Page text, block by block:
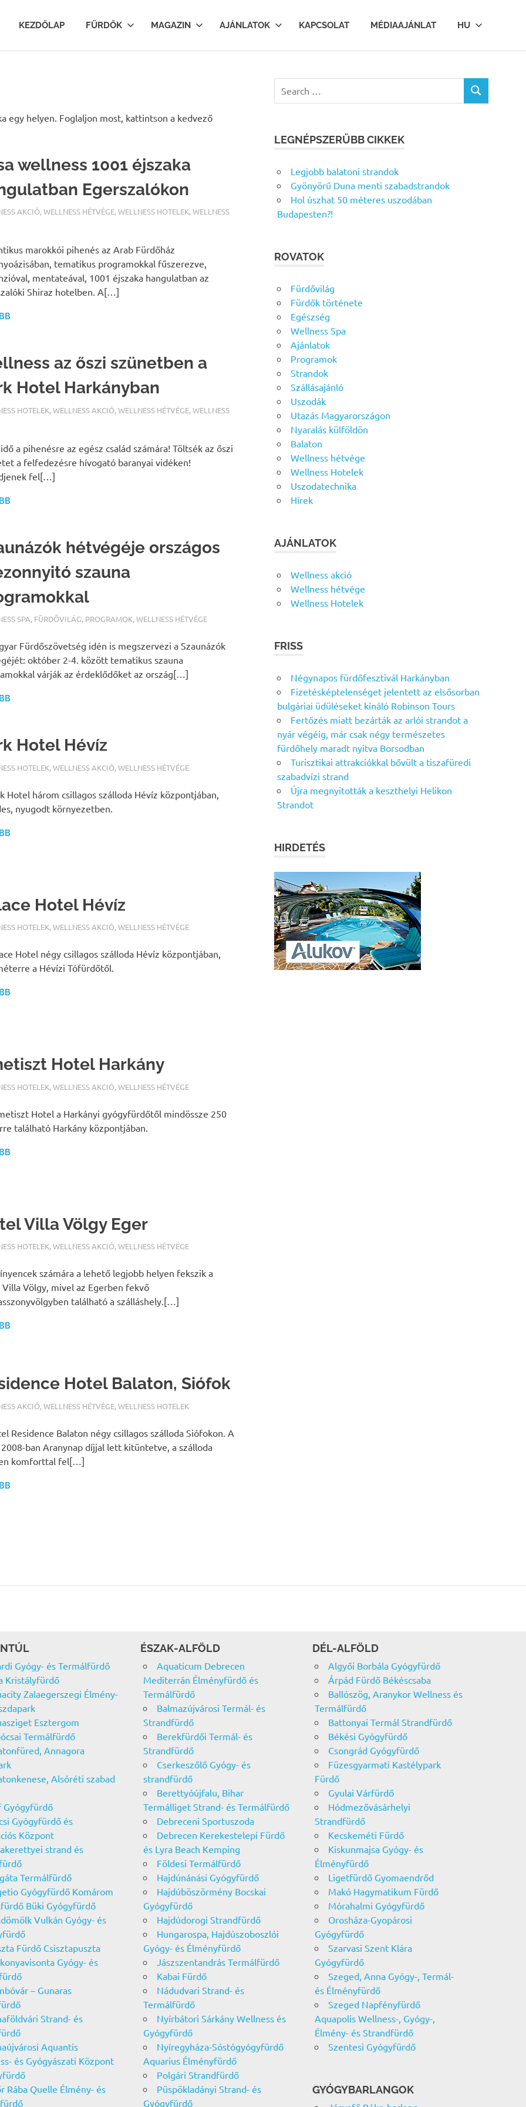
KEZDŐLAP FÜRDŐK MAGAZIN AJÁNLATOK KAPCSOLAT MÉDIAAJÁNLAT HU
egy helyen. Foglaljon most, kattintson a kedvező
wellness 1001 éjszaka
Egerszalókon
AKCIÓ,WELLNESS HÉTVÉGE,WELLNESS HOTELEK,WELLNESS
marokkói pihenés az Arab Fürdőház
tematikus programokkal fűszerezve,
mentateával, 1001 éjszaka hangulatban az
Shiraz hotelben. A[…]
az őszi szünetben a
Hotel Harkányban
HOTELEK,WELLNESS AKCIÓ,WELLNESS HÉTVÉGE,WELLNESS
a pihenésre az egész család számára! Töltsék az őszi
a felfedezésre hívogató baranyai vidéken!
fel[…]
hétvégéje országos
szauna
SPA, FÜRDŐVILÁG, PROGRAMOK,WELLNESS HÉTVÉGE
Fürdőszövetség idén is megszervezi a Szaunázók
október 2-4. között tematikus szauna
várják az érdeklődőket az ország[…]
Hotel Hévíz
HOTELEK,WELLNESS AKCIÓ,WELLNESS HÉTVÉGE
Hotel három csillagos szálloda Hévíz központjában,
nyugodt környezetben.
Hotel Hévíz
HOTELEK,WELLNESS AKCIÓ,WELLNESS HÉTVÉGE
Hotel négy csillagos szálloda Hévíz központjában,
a Hévízi Tófürdőtől.
Hotel Harkány
HOTELEK,WELLNESS AKCIÓ,WELLNESS HÉTVÉGE
Hotel a Harkányi gyógyfürdőtől mindössze 250
található Harkány központjában.
Villa Völgy Eger
HOTELEK,WELLNESS AKCIÓ,WELLNESS HÉTVÉGE
számára a lehető legjobb helyen fekszik a
Völgy, mivel az Egerben fekvő
található a szálláshely.[…]
Hotel Balaton, Siófok
AKCIÓ,WELLNESS HÉTVÉGE,WELLNESS HOTELEK
Residence Balaton négy csillagos szálloda Siófokon. A
ban Aranynap díjjal lett kitüntetve, a szálloda
komforttal fel[…]
for:
SEARCH
LEGNÉPSZERŰBB CIKKEK
Legjobb balatoni strandok
Gyönyörű Duna menti szabadstrandok
Hol úszhat 50 méteres uszodában
Budapesten?!
ROVATOK
Fürdővilág
Fürdők története
Egészség
Wellness Spa
Ajánlatok
Programok
Strandok
Szállásajánló
Uszodák
Utazás Magyarországon
Nyaralás külföldön
Balaton
Wellness hétvége
Wellness Hotelek
Uszodatechnika
Hírek
AJÁNLATOK
Wellness akció
Wellness hétvége
Wellness Hotelek
FRISS
Négynapos fürdőfesztivál Harkányban
Fizetésképtelenséget jelentett az elsősorban
bulgáriai üdüléseket kínáló Robinson Tours
Fertőzés miatt bezárták az arlói strandot a
nyár végéig, már csak négy természetes
fürdőhely maradt nyitva Borsodban
Turisztikai attrakciókkal bővült a tiszafüredi
szabadvízi strand
Újra megnyitották a keszthelyi Helikon
Strandot
HIRDETÉS
Gyógy- és Termálfürdő
Kristályfürdő
Zalaegerszegi Élmény-
Esztergom
Termálfürdő
Annagora
Alsóréti szabad
Gyógyfürdő
Gyógyfürdő és
Központ
strand és
Termálfürdő
Gyógyfürdő Komárom
Büki Gyógyfürdő
Vulkán Gyógy- és
Fürdő Csisztapuszta
Gyógy- és
– Gunaras
Strand- és
Aquantis
és Gyógyászati Központ
Rába Quelle Élmény- és
ÉSZAK-ALFÖLD
Aquaticum Debrecen
Mediterrán Élményfürdő és
Termálfürdő
Balmazújvárosi Termál- és
Strandfürdő
Berekfürdői Termál- és
Strandfürdő
Cserkeszőlő Gyógy- és
strandfürdő
Berettyóújfalu, Bihar
Termálliget Strand- és Termálfürdő
Debreceni Sportuszoda
Debrecen Kerekestelepi Fürdő
és Lyra Beach Kemping
Földesi Termálfürdő
Hajdúnánási Gyógyfürdő
Hajdúböszörmény Bocskai
Gyógyfürdő
Hajdúdorogi Strandfürdő
Hungarospa, Hajdúszoboszlói
Gyógy- és Élményfürdő
Jászszentandrás Termálfürdő
Kabai Fürdő
Nádudvari Strand- és
Termálfürdő
Nyírbátori Sárkány Wellness és
Gyógyfürdő
Nyíregyháza-Sóstógyógyfürdő
Aquarius Élményfürdő
Polgári Strandfürdő
Püspökladányi Strand- és
Gyógyfürdő
DÉL-ALFÖLD
Algyői Borbála Gyógyfürdő
Árpád Fürdő Békéscsaba
Ballószög, Aranykor Wellness és
Termálfürdő
Battonyai Termál Strandfürdő
Békési Gyógyfürdő
Csongrád Gyógyfürdő
Füzesgyarmati Kastélypark
Fürdő
Gyulai Várfürdő
Hódmezővásárhelyi
Strandfürdő
Kecskeméti Fürdő
Kiskunmajsa Gyógy- és
Élményfürdő
Ligetfürdő Gyomaendrőd
Makó Hagymatikum Fürdő
Mórahalmi Gyógyfürdő
Orosháza-Gyopárosi
Gyógyfürdő
Szarvasi Szent Klára
Gyógyfürdő
Szeged, Anna Gyógy-, Termál-
és Élményfürdő
Szeged Napfényfürdő
Aquapolis Wellness-, Gyógy-,
Élmény- és Strandfürdő
Szentesi Gyógyfürdő
GYÓGYBARLANGOK